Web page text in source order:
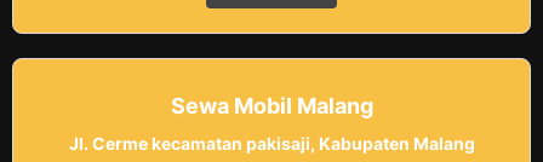
Sewa Mobil Malang
Jl. Cerme kecamatan pakisaji, Kabupaten Malang